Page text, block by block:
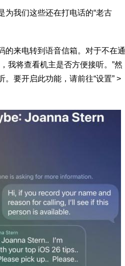
为我们这些还在打电话的“老古
的来电转到语音信箱。对于不在通
我将查看机主是否方便接听。”然
要开启此功能，请前往“设置” >